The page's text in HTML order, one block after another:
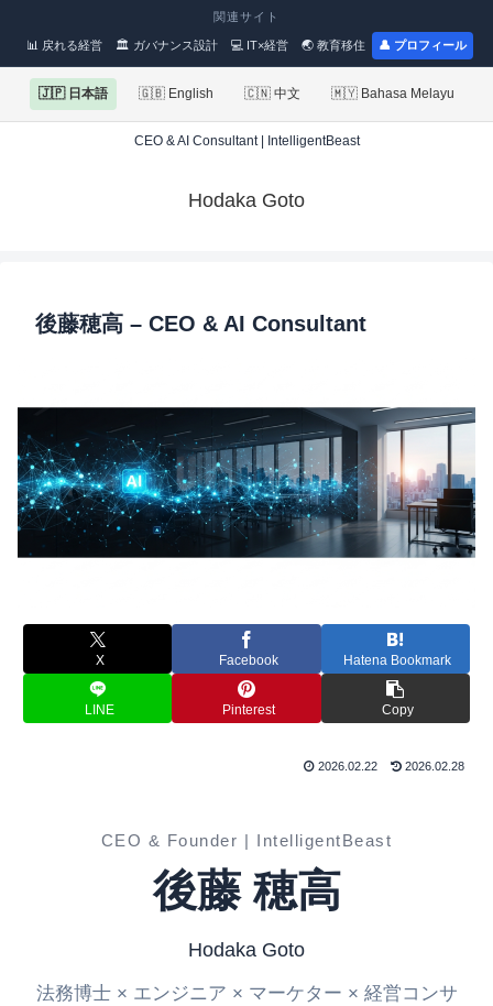
関連サイト
📊 戻れる経営 🏛 ガバナンス設計 💻 IT×経営 🌏 教育移住 👤 プロフィール
🇯🇵 日本語 🇬🇧 English 🇨🇳 中文 🇲🇾 Bahasa Melayu
CEO & AI Consultant | IntelligentBeast
Hodaka Goto
後藤穂高 – CEO & AI Consultant
X Facebook Hatena Bookmark
LINE Pinterest Copy
2026.02.22 2026.02.28
CEO & Founder | IntelligentBeast
後藤 穂高
Hodaka Goto
法務博士 × エンジニア × マーケター × 経営コンサ